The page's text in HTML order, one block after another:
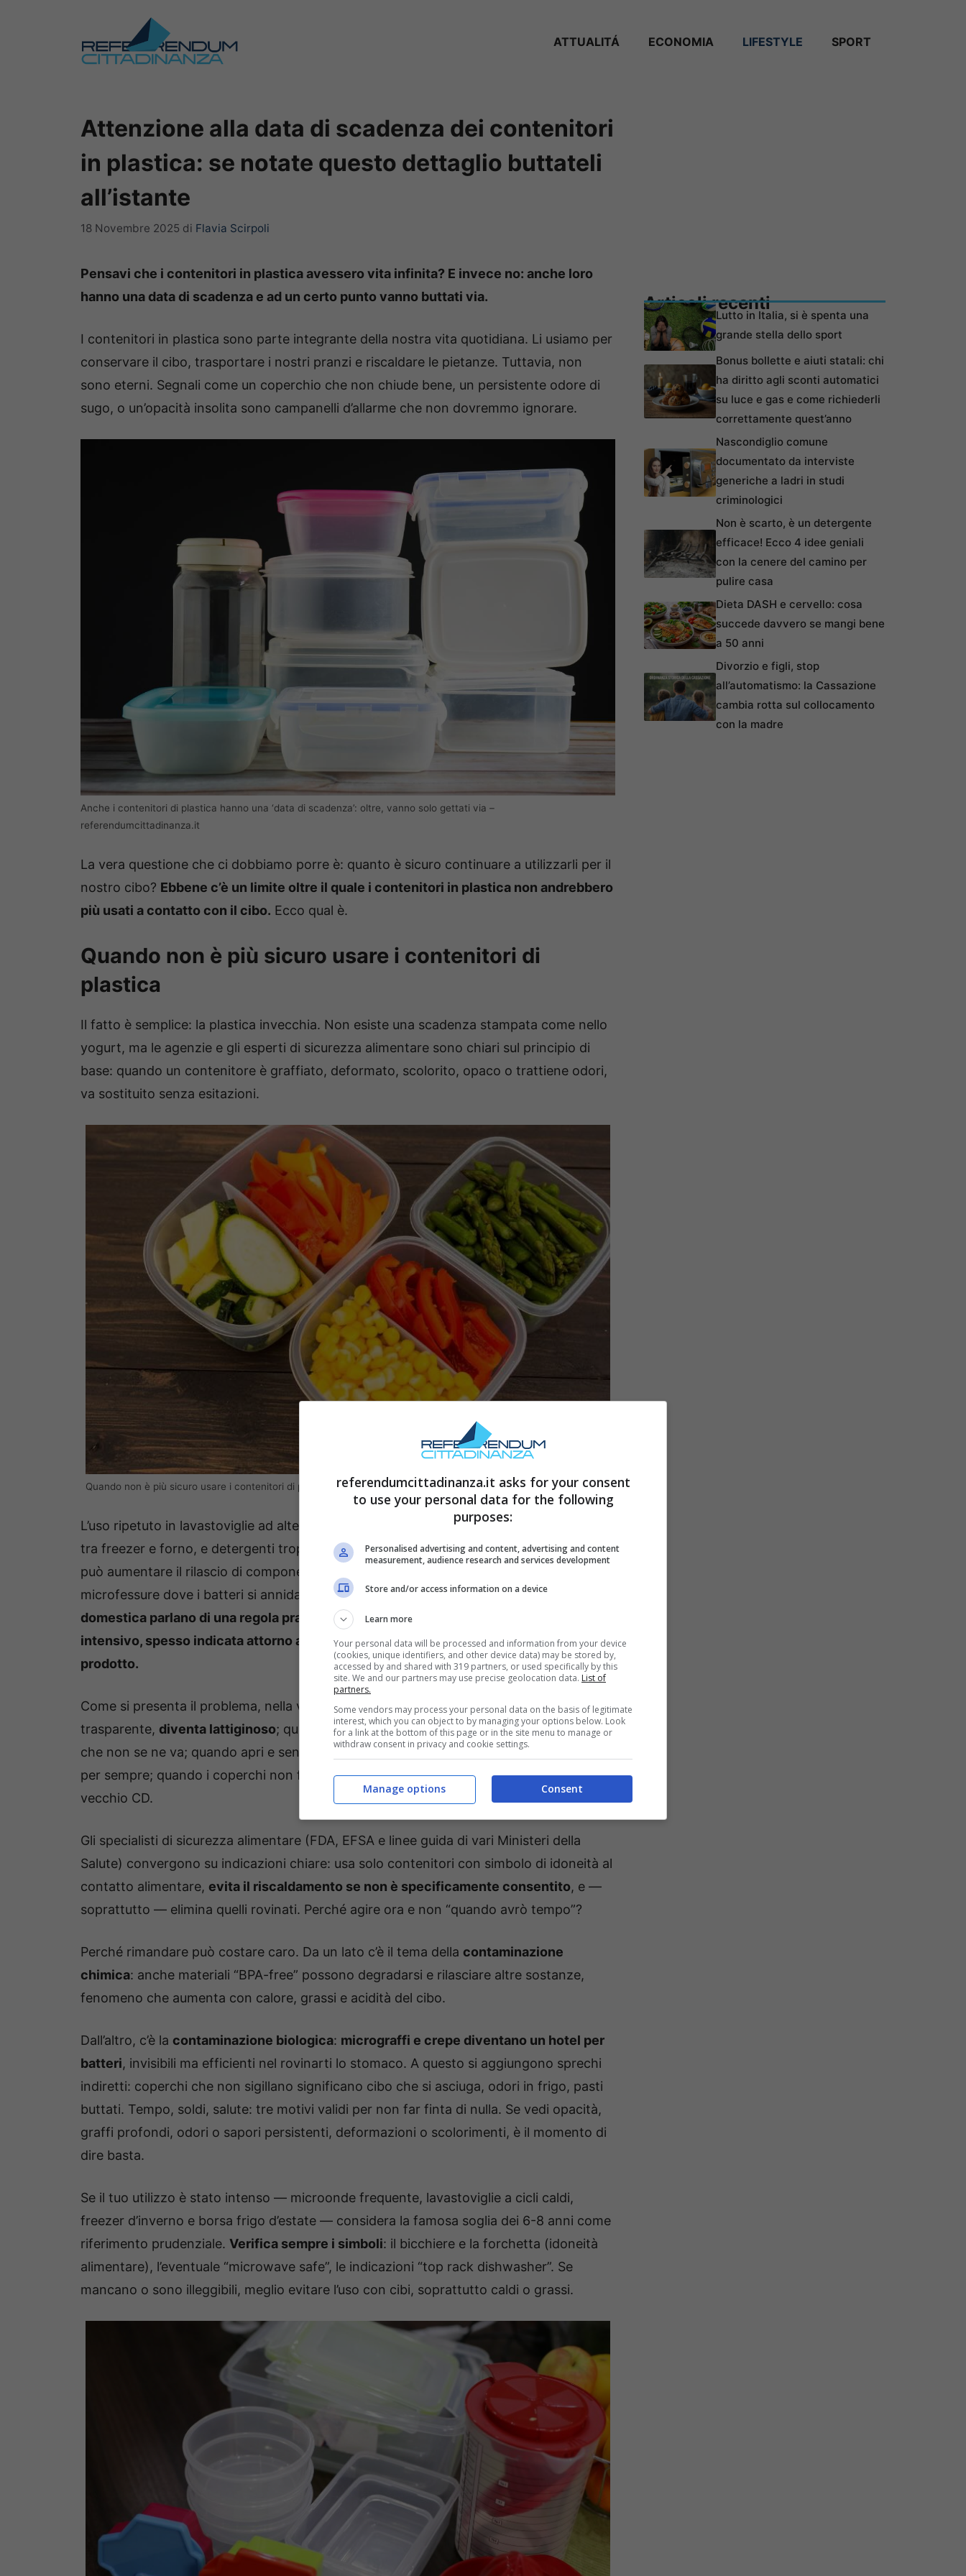
ATTUALITÁ ECONOMIA LIFESTYLE SPORT
Attenzione alla data di scadenza dei contenitori
in plastica: se notate questo dettaglio buttateli
all’istante
18 Novembre 2025 di Flavia Scirpoli
Pensavi che i contenitori in plastica avessero vita infinita? E invece no: anche loro
hanno una data di scadenza e ad un certo punto vanno buttati via.
I contenitori in plastica sono parte integrante della nostra vita quotidiana. Li usiamo per
conservare il cibo, trasportare i nostri pranzi e riscaldare le pietanze. Tuttavia, non
sono eterni. Segnali come un coperchio che non chiude bene, un persistente odore di
sugo, o un’opacità insolita sono campanelli d’allarme che non dovremmo ignorare.
Anche i contenitori di plastica hanno una ‘data di scadenza’: oltre, vanno solo gettati via –
referendumcittadinanza.it
La vera questione che ci dobbiamo porre è: quanto è sicuro continuare a utilizzarli per il
nostro cibo? Ebbene c’è un limite oltre il quale i contenitori in plastica non andrebbero
più usati a contatto con il cibo. Ecco qual è.
Quando non è più sicuro usare i contenitori di
plastica
Il fatto è semplice: la plastica invecchia. Non esiste una scadenza stampata come nello
yogurt, ma le agenzie e gli esperti di sicurezza alimentare sono chiari sul principio di
base: quando un contenitore è graffiato, deformato, scolorito, opaco o trattiene odori,
va sostituito senza esitazioni.
Quando non è più sicuro usare i contenitori di plastica – referendumcittadinanza.it
L’uso ripetuto in lavastoviglie ad alte temperature, i cicli di microonde, gli sbalzi termici
tra freezer e forno, e detergenti troppo aggressivi accelerano l’usura. Nel tempo, questo
può aumentare il rilascio di componenti indesiderati o microplastiche e creare
microfessure dove i batteri si annidano.
Molti produttori e consulenti di igiene
domestica parlano di una regola pratica: sostituire i box dopo diversi anni di uso
intensivo, spesso indicata attorno ai 6-8 anni, ma il vero discrimine resta lo stato del
prodotto.
Come si presenta il problema, nella vita vera? Lo riconosci quando ilcontenitore, da
trasparente, diventa lattiginoso; quando l’olio del ragù ha lasciato un alone aranciato
che non se ne va; quando apri e senti quel “profumino” di sapone o di cipolla incastrato
per sempre; quando i coperchi non fanno più “click” e le pareti sono rigate come un
vecchio CD.
Gli specialisti di sicurezza alimentare (FDA, EFSA e linee guida di vari Ministeri della
Salute) convergono su indicazioni chiare: usa solo contenitori con simbolo di idoneità al
contatto alimentare, evita il riscaldamento se non è specificamente consentito, e —
soprattutto — elimina quelli rovinati. Perché agire ora e non “quando avrò tempo”?
Perché rimandare può costare caro. Da un lato c’è il tema della contaminazione
chimica: anche materiali “BPA-free” possono degradarsi e rilasciare altre sostanze,
fenomeno che aumenta con calore, grassi e acidità del cibo.
Dall’altro, c’è la contaminazione biologica: micrograffi e crepe diventano un hotel per
batteri, invisibili ma efficienti nel rovinarti lo stomaco. A questo si aggiungono sprechi
indiretti: coperchi che non sigillano significano cibo che si asciuga, odori in frigo, pasti
buttati. Tempo, soldi, salute: tre motivi validi per non far finta di nulla. Se vedi opacità,
graffi profondi, odori o sapori persistenti, deformazioni o scolorimenti, è il momento di
dire basta.
Se il tuo utilizzo è stato intenso — microonde frequente, lavastoviglie a cicli caldi,
freezer d’inverno e borsa frigo d’estate — considera la famosa soglia dei 6-8 anni come
riferimento prudenziale. Verifica sempre i simboli: il bicchiere e la forchetta (idoneità
alimentare), l’eventuale “microwave safe”, le indicazioni “top rack dishwasher”. Se
mancano o sono illeggibili, meglio evitare l’uso con cibi, soprattutto caldi o grassi.
Articoli recenti
Lutto in Italia, si è spenta una
grande stella dello sport
Bonus bollette e aiuti statali: chi
ha diritto agli sconti automatici
su luce e gas e come richiederli
correttamente quest’anno
Nascondiglio comune
documentato da interviste
generiche a ladri in studi
criminologici
Non è scarto, è un detergente
efficace! Ecco 4 idee geniali
con la cenere del camino per
pulire casa
Dieta DASH e cervello: cosa
succede davvero se mangi bene
a 50 anni
Divorzio e figli, stop
all’automatismo: la Cassazione
cambia rotta sul collocamento
con la madre
referendumcittadinanza.it asks for your consent
to use your personal data for the following
purposes:
Personalised advertising and content, advertising and content
measurement, audience research and services development
Store and/or access information on a device
Learn more
Your personal data will be processed and information from your device
(cookies, unique identifiers, and other device data) may be stored by,
accessed by and shared with 319 partners, or used specifically by this
site. We and our partners may use precise geolocation data. List of
partners.
Some vendors may process your personal data on the basis of legitimate
interest, which you can object to by managing your options below. Look
for a link at the bottom of this page or in the site menu to manage or
withdraw consent in privacy and cookie settings.
Consent
Manage options